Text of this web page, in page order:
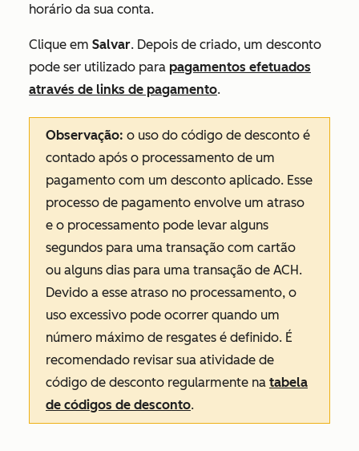
horário da sua conta.
Clique em Salvar. Depois de criado, um desconto
pode ser utilizado para pagamentos efetuados
através de links de pagamento.
Observação: o uso do código de desconto é
contado após o processamento de um
pagamento com um desconto aplicado. Esse
processo de pagamento envolve um atraso
e o processamento pode levar alguns
segundos para uma transação com cartão
ou alguns dias para uma transação de ACH.
Devido a esse atraso no processamento, o
uso excessivo pode ocorrer quando um
número máximo de resgates é definido. É
recomendado revisar sua atividade de
código de desconto regularmente na tabela
de códigos de desconto.